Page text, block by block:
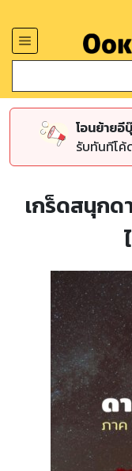
โอนย้ายอี
รับทันทีโค้
เกร็ดสนุกด